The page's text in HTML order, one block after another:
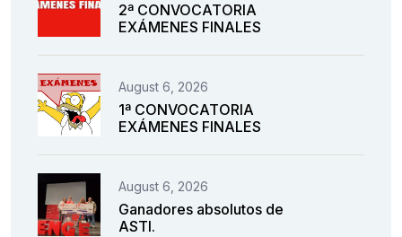
2ª CONVOCATORIA
EXÁMENES FINALES
August 6, 2026
1ª CONVOCATORIA
EXÁMENES FINALES
August 6, 2026
Ganadores absolutos de
ASTI.